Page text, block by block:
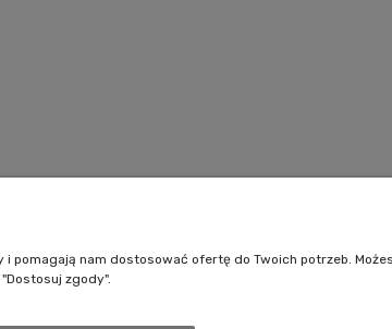
pomagają nam dostosować ofertę do Twoich potrzeb.
zgody".